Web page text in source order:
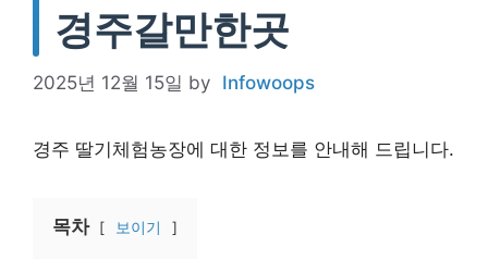
경주갈만한곳
2025년 12월 15일 by Infowoops
경주 딸기체험농장에 대한 정보를 안내해 드립니다.
목차 보이기